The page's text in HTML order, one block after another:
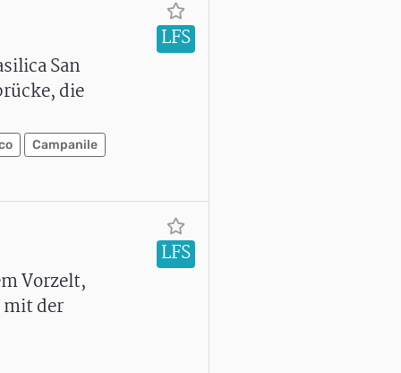
San
die
Campanile
LFS
Vorzelt,
mit der
LFS